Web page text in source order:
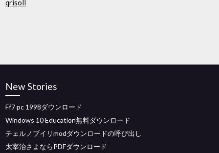
qrisoll
New Stories
Ff7 pc 1998ダウンロード
Windows 10 Education無料ダウンロード
チェルノブイリmodダウンロードの呼び出し
太宰治さよならPDFダウンロード